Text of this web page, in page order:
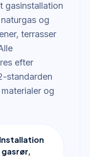
gasinstallation
og
terrasser
efter
standarden
og